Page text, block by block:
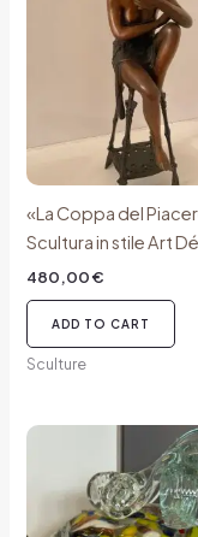
«La Coppa del
Scultura in stile Art
480,00€
ADD TO CART
Sculture